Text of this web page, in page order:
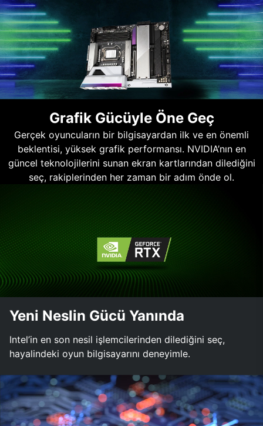
Grafik Gücüyle Öne Geç
Gerçek oyuncuların bir bilgisayardan ilk ve en önemli
beklentisi, yüksek grafik performansı. NVIDIA’nın en
güncel teknolojilerini sunan ekran kartlarından dilediğini
seç, rakiplerinden her zaman bir adım önde ol.
Yeni Neslin Gücü Yanında
Intel’in en son nesil işlemcilerinden dilediğini seç,
hayalindeki oyun bilgisayarını deneyimle.